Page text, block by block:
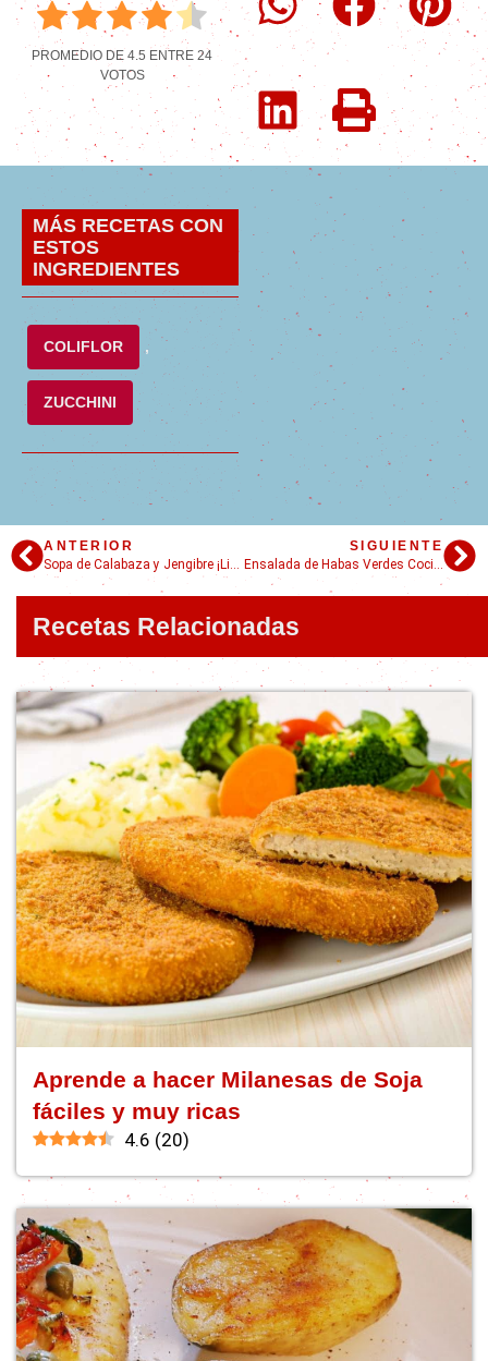
PROMEDIO DE 4.5 ENTRE 24
VOTOS
MÁS RECETAS CON
ESTOS
INGREDIENTES
COLIFLOR ,
ZUCCHINI
ANTERIOR
Sopa de Calabaza y Jengibre ¡Light!
SIGUIENTE
Ensalada de Habas Verdes Cocidas: por qué una haba es mejor que un ser humano.
Recetas Relacionadas
Aprende a hacer Milanesas de Soja
fáciles y muy ricas
4.6 (20)